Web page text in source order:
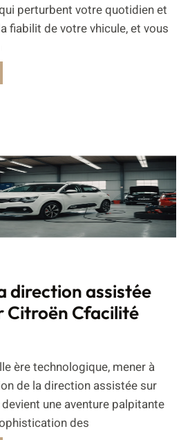
perturbent votre quotidien et
fiabilit de votre vhicule, et vous
direction assistée
Citroën Cfacilité
ère technologique, mener à
de la direction assistée sur
une aventure palpitante
des